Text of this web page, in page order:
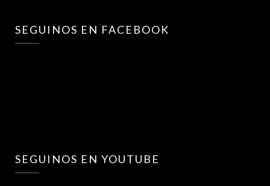
SEGUINOS EN FACEBOOK
SEGUINOS EN YOUTUBE